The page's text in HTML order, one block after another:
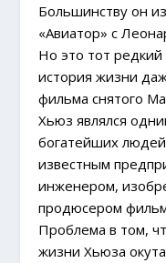
Большинству он
«Авиатор» с
Но это тот редкий
история жизни
фильма снятого
Хьюз являлся
богатейших
известным
инженером,
продюсером
Проблема в том,
жизни Хьюза